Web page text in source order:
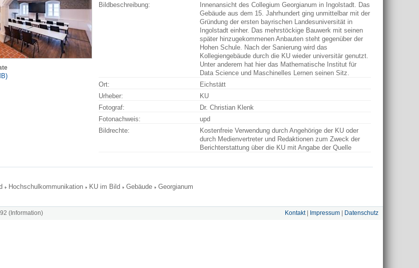
Bildbeschreibung:
Innenansicht des Collegium Georgianum in Ingolstadt. Das
Gebäude aus dem 15. Jahrhundert ging unmittelbar mit der
Gründung der ersten bayrischen Landesuniversität in
Ingolstadt einher. Das mehrstöckige Bauwerk mit seinen
später hinzugekommenen Anbauten steht gegenüber der
Hohen Schule. Nach der Sanierung wird das
Kollegiengebäude durch die KU wieder universitär genutzt.
Unter anderem hat hier das Mathematische Institut für
Data Science und Maschinelles Lernen seinen Sitz.
Ort:
Eichstätt
Urheber:
KU
Fotograf:
Dr. Christian Klenk
Fotonachweis:
upd
Bildrechte:
Kostenfreie Verwendung durch Angehörige der KU oder
durch Medienvertreter und Redaktionen zum Zweck der
Berichterstattung über die KU mit Angabe der Quelle
Hochschulkommunikation KU im Bild Gebäude Georgianum
(Information) Kontakt| Impressum | Datenschutz